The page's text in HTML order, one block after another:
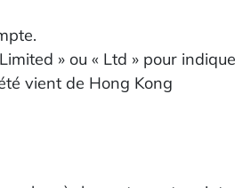
» ou « Ltd » pour
vient de Hong Kong